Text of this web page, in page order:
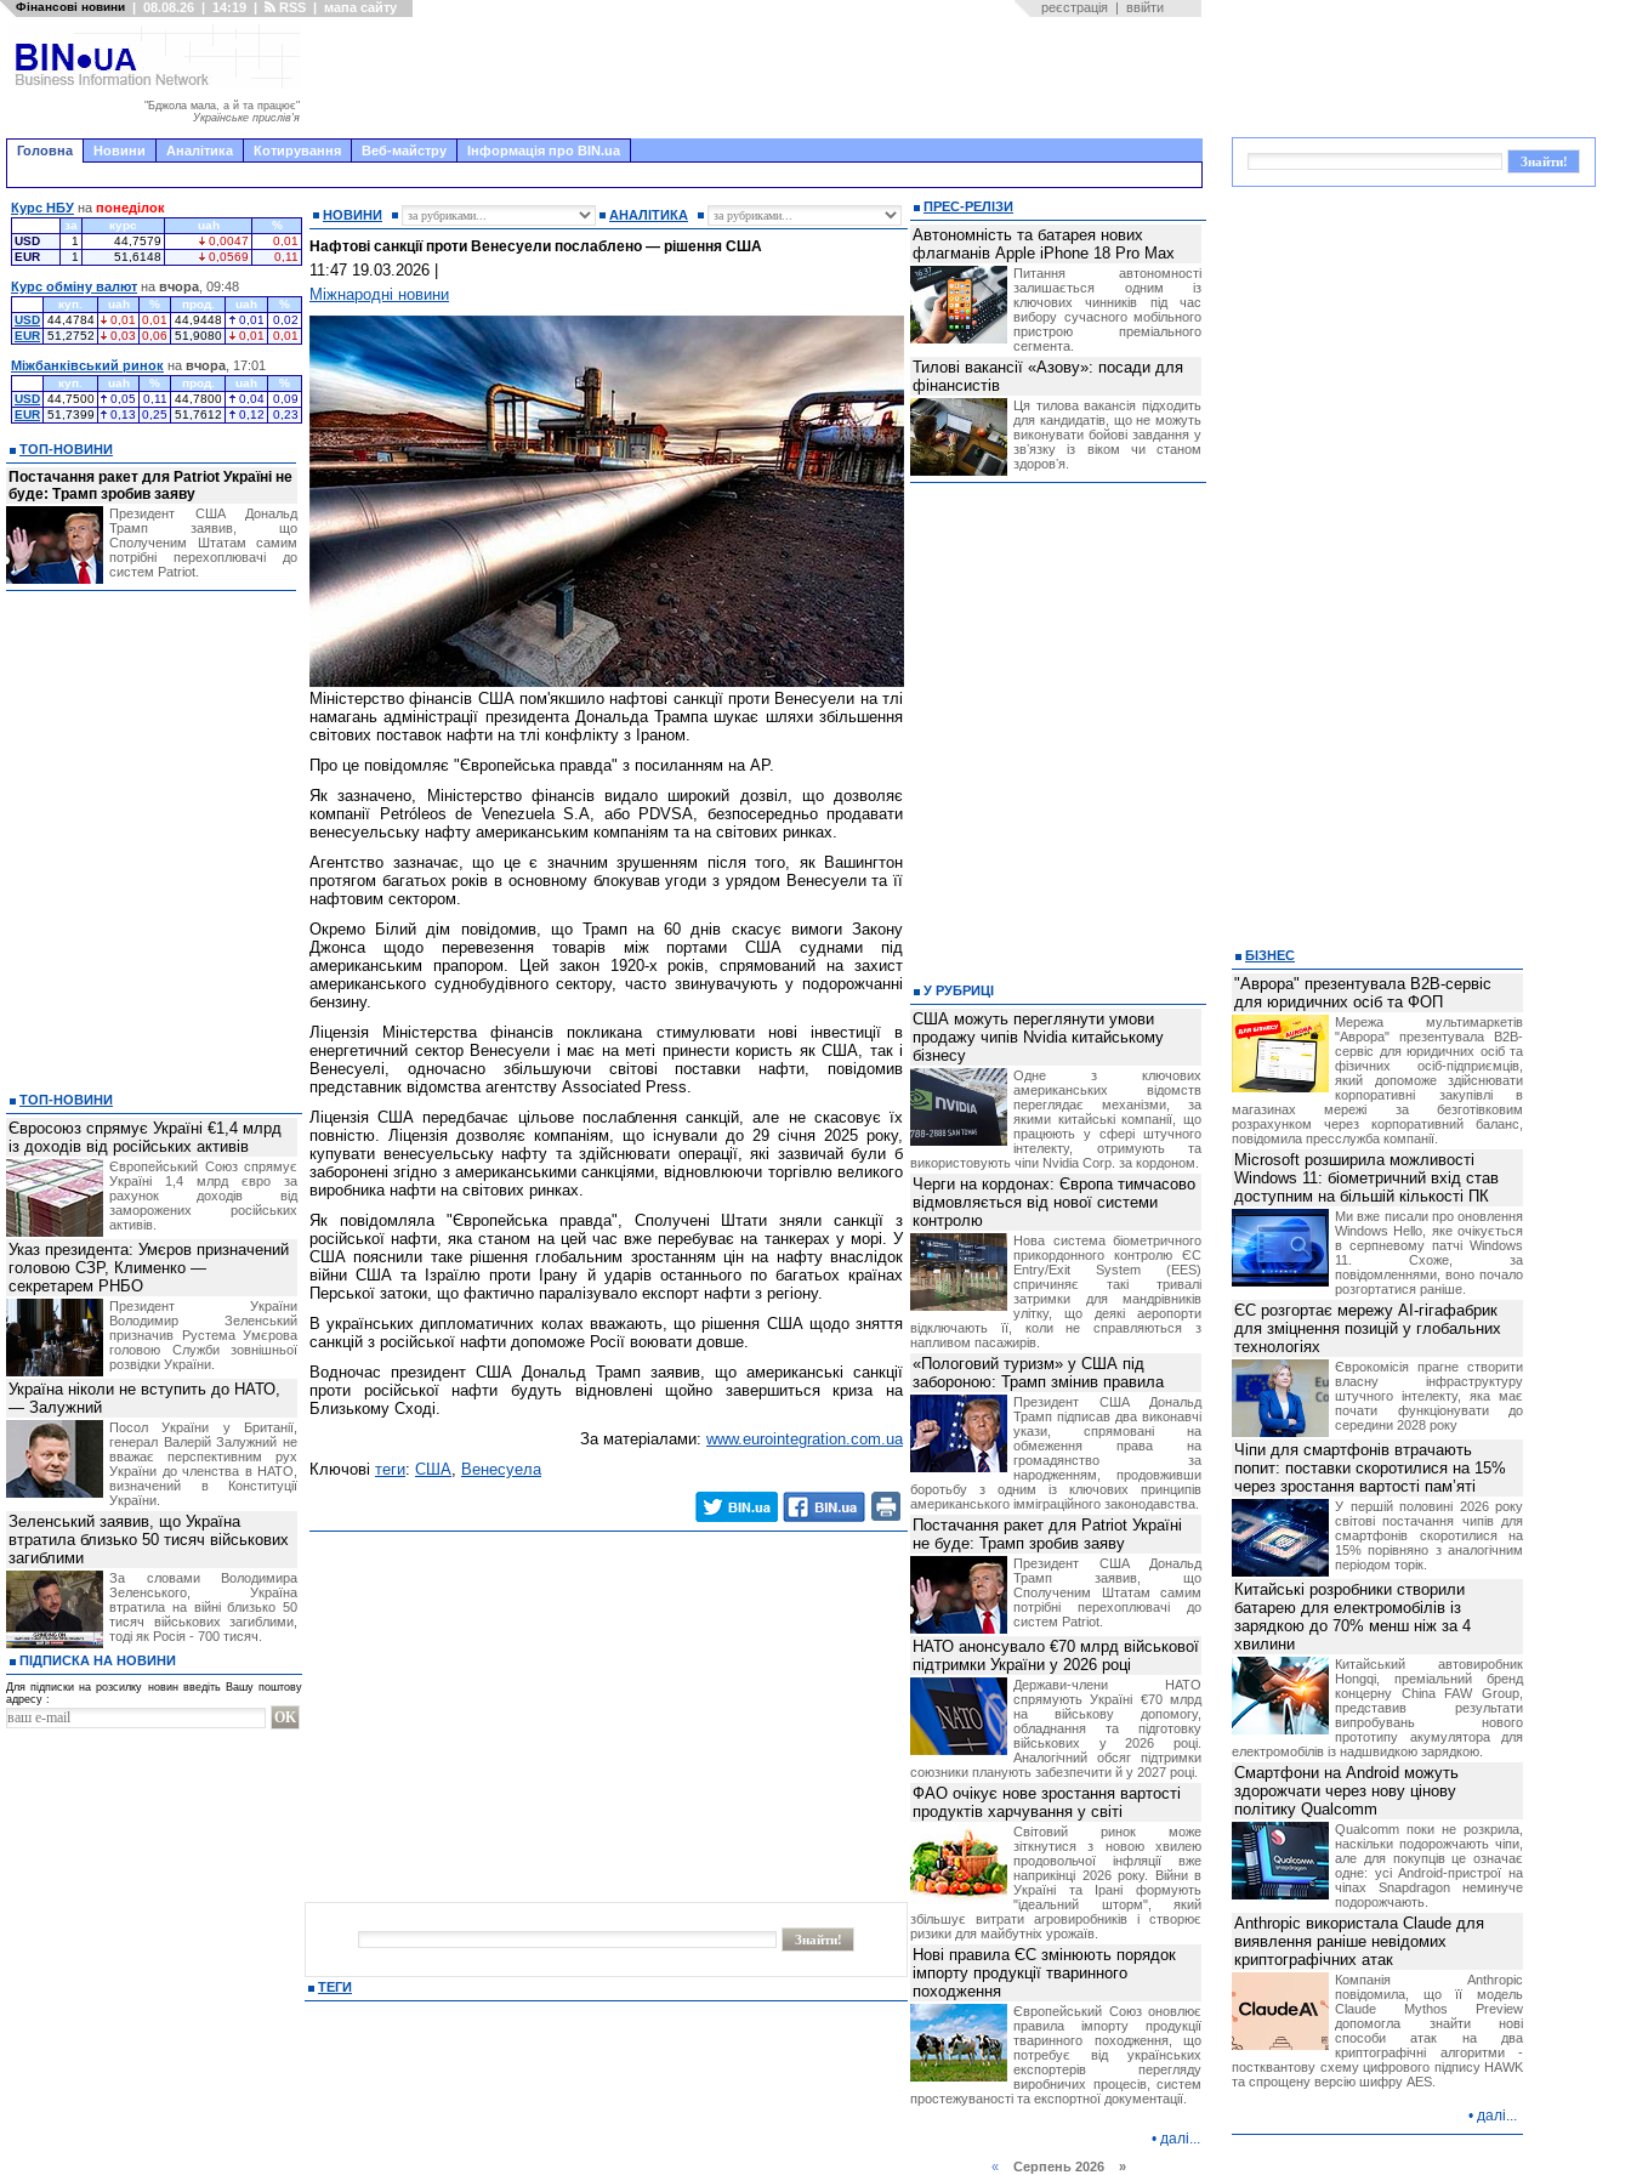
Фінансові новини | 08.08.26 | 14:19 | RSS | мапа сайту реєстрація | ввійти
"Бджола мала, а й та працює"
Українське прислів'я
Головна Новини Аналітика Котирування Веб-майстру Інформація про BIN.ua
НОВИНИ АНАЛІТИКА
Нафтові санкції проти Венесуели послаблено — рішення США
11:47 19.03.2026
Міжнародні новини
Міністерство фінансів США пом'якшило нафтові санкції проти Венесуели на тлі
намагань адміністрації президента Дональда Трампа шукає шляхи збільшення
світових поставок нафти на тлі конфлікту з Іраном.
Про це повідомляє "Європейська правда" з посиланням на AP.
Як зазначено, Міністерство фінансів видало широкий дозвіл, що дозволяє
компанії Petróleos de Venezuela S.A, або PDVSA, безпосередньо продавати
венесуельську нафту американським компаніям та на світових ринках.
Агентство зазначає, що це є значним зрушенням після того, як Вашингтон
протягом багатьох років в основному блокував угоди з урядом Венесуели та її
нафтовим сектором.
Окремо Білий дім повідомив, що Трамп на 60 днів скасує вимоги Закону
Джонса щодо перевезення товарів між портами США суднами під
американським прапором. Цей закон 1920-х років, спрямований на захист
американського суднобудівного сектору, часто звинувачують у подорожчанні
бензину.
Ліцензія Міністерства фінансів покликана стимулювати нові інвестиції в
енергетичний сектор Венесуели і має на меті принести користь як США, так і
Венесуелі, одночасно збільшуючи світові поставки нафти, повідомив
представник відомства агентству Associated Press.
Ліцензія США передбачає цільове послаблення санкцій, але не скасовує їх
повністю. Ліцензія дозволяє компаніям, що існували до 29 січня 2025 року,
купувати венесуельську нафту та здійснювати операції, які зазвичай були б
заборонені згідно з американськими санкціями, відновлюючи торгівлю великого
виробника нафти на світових ринках.
Як повідомляла "Європейська правда", Сполучені Штати зняли санкції з
російської нафти, яка станом на цей час вже перебуває на танкерах у морі. У
США пояснили таке рішення глобальним зростанням цін на нафту внаслідок
війни США та Ізраїлю проти Ірану й ударів останнього по багатьох країнах
Перської затоки, що фактично паралізувало експорт нафти з регіону.
В українських дипломатичних колах вважають, що рішення США щодо зняття
санкцій з російської нафти допоможе Росії воювати довше.
Водночас президент США Дональд Трамп заявив, що американські санкції
проти російської нафти будуть відновлені щойно завершиться криза на
Близькому Сході.
За матеріалами: www.eurointegration.com.ua
Ключові теги: США, Венесуела
ТЕГИ
Курс НБУ на понеділок
за курс uah
%
USD
1 44,7579 0,0047
0,01
EUR
1 51,6148 0,0569 0,11
Курс обміну валют на вчора , 09:48
куп. uah % прод. uah
%
USD 44,4784 0,01 0,01 44,9448 0,01
0,02
EUR 51,2752 0,03 0,06 51,9080 0,01 0,01
Міжбанківський ринок на вчора , 17:01
куп. uah % прод. uah
%
USD 44,7500 0,05 0,11 44,7800 0,04
0,09
EUR 51,7399 0,13 0,25 51,7612 0,12 0,23
ТОП-НОВИНИ
Постачання ракет для Patriot Україні не
буде: Трамп зробив заяву
Президент США Дональд
Трамп заявив, що
Сполученим Штатам самим
потрібні перехоплювачі до
систем Patriot.
ТОП-НОВИНИ
Євросоюз спрямує Україні €1,4 млрд
із доходів від російських активів
Європейський Союз спрямує
Україні 1,4 млрд євро за
рахунок доходів від
заморожених російських
активів.
Указ президента: Умєров призначений
головою СЗР, Клименко —
секретарем РНБО
Президент України
Володимир Зеленський
призначив Pустема Умєрова
головою Служби зовнішньої
розвідки України.
Україна ніколи не вступить до НАТО,
— Залужний
Посол України у Британії,
генерал Валерій Залужний не
вважає перспективним рух
України до членства в НАТО,
визначений в Конституції
України.
Зеленський заявив, що Україна
втратила близько 50 тисяч військових
загиблими
За словами Володимира
Зеленського, Україна
втратила на війні близько 50
тисяч військових загиблими,
тоді як Росія - 700 тисяч.
ПІДПИСКА НА НОВИНИ
Для підписки на розсилку новин введіть Вашу поштову
адресу :
ПРЕС-РЕЛІЗИ
Автономність та батарея нових
флагманів Apple iPhone 18 Pro Max
Питання автономності
залишається одним із
ключових чинників під час
вибору сучасного мобільного
пристрою преміального
сегмента.
Тилові вакансії «Азову»: посади для
фінансистів
Ця тилова вакансія підходить
для кандидатів, що не можуть
виконувати бойові завдання у
звʼязку із віком чи станом
здоровʼя.
У РУБРИЦІ
США можуть переглянути умови
продажу чипів Nvidia китайському
бізнесу
Одне з ключових
американських відомств
переглядає механізми, за
якими китайські компанії, що
працюють у сфері штучного
інтелекту, отримують та
використовують чіпи Nvidia Corp. за кордоном.
Черги на кордонах: Європа тимчасово
відмовляється від нової системи
контролю
Нова система біометричного
прикордонного контролю ЄС
Entry/Exit System (EES)
спричиняє такі тривалі
затримки для мандрівників
улітку, що деякі аеропорти
відключають її, коли не справляються з
напливом пасажирів.
«Пологовий туризм» у США під
забороною: Трамп змінив правила
Президент США Дональд
Трамп підписав два виконавчі
укази, спрямовані на
обмеження права на
громадянство за
народженням, продовживши
боротьбу з одним із ключових принципів
американського імміграційного законодавства.
Постачання ракет для Patriot Україні
не буде: Трамп зробив заяву
Президент США Дональд
Трамп заявив, що
Сполученим Штатам самим
потрібні перехоплювачі до
систем Patriot.
НАТО анонсувало €70 млрд військової
підтримки України у 2026 році
Держави-члени НАТО
спрямують Україні €70 млрд
на військову допомогу,
обладнання та підготовку
військових у 2026 році.
Аналогічний обсяг підтримки
союзники планують забезпечити й у 2027 році.
ФАО очікує нове зростання вартості
продуктів харчування у світі
Світовий ринок може
зіткнутися з новою хвилею
продовольчої інфляції вже
наприкінці 2026 року. Війни в
Україні та Ірані формують
"ідеальний шторм", який
збільшує витрати агровиробників і створює
ризики для майбутніх урожаїв.
Нові правила ЄС змінюють порядок
імпорту продукції тваринного
походження
Європейський Союз оновлює
правила імпорту продукції
тваринного походження, що
потребує від українських
експортерів перегляду
виробничих процесів, систем
простежуваності та експортної документації.
• далі...
«Серпень 2026 »
БІЗНЕС
"Аврора" презентувала B2B-сервіс
для юридичних осіб та ФОП
Мережа мультимаркетів
"Аврора" презентувала B2B-
сервіс для юридичних осіб та
фізичних осіб-підприємців,
який допоможе здійснювати
корпоративні закупівлі в
магазинах мережі за безготівковим
розрахунком через корпоративний баланс,
повідомила пресслужба компанії.
Microsoft розширила можливості
Windows 11: біометричний вхід став
доступним на більшій кількості ПК
Ми вже писали про оновлення
Windows Hello, яке очікується
в серпневому патчі Windows
11. Схоже, за
повідомленнями, воно почало
розгортатися раніше.
ЄС розгортає мережу AI-гігафабрик
для зміцнення позицій у глобальних
технологіях
Єврокомісія прагне створити
власну інфраструктуру
штучного інтелекту, яка має
почати функціонувати до
середини 2028 року
Чіпи для смартфонів втрачають
попит: поставки скоротилися на 15%
через зростання вартості пам’яті
У першій половині 2026 року
світові постачання чипів для
смартфонів скоротилися на
15% порівняно з аналогічним
періодом торік.
Китайські розробники створили
батарею для електромобілів із
зарядкою до 70% менш ніж за 4
хвилини
Китайський автовиробник
Hongqi, преміальний бренд
концерну China FAW Group,
представив результати
випробувань нового
прототипу акумулятора для
електромобілів із надшвидкою зарядкою.
Смартфони на Android можуть
здорожчати через нову цінову
політику Qualcomm
Qualcomm поки не розкрила,
наскільки подорожчають чіпи,
але для покупців це означає
одне: усі Android-пристрої на
чіпах Snapdragon неминуче
подорожчають.
Anthropic використала Claude для
виявлення раніше невідомих
криптографічних атак
Компанія Anthropic
повідомила, що її модель
Claude Mythos Preview
допомогла знайти нові
способи атак на два
криптографічні алгоритми -
постквантову схему цифрового підпису HAWK
та спрощену версію шифру AES.
• далі...